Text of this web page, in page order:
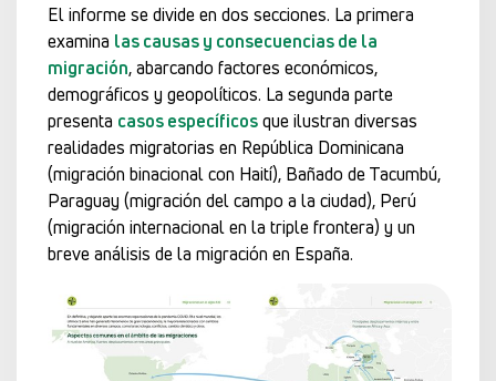
El informe se divide en dos secciones. La primera
examina las causas y consecuencias de la
migración, abarcando factores económicos,
demográficos y geopolíticos. La segunda parte
presenta casos específicosque ilustran diversas
realidades migratorias en República Dominicana
(migración binacional con Haití), Bañado de Tacumbú,
Paraguay (migración del campo a la ciudad), Perú
(migración internacional en la triple frontera) y un
breve análisis de la migración en España.